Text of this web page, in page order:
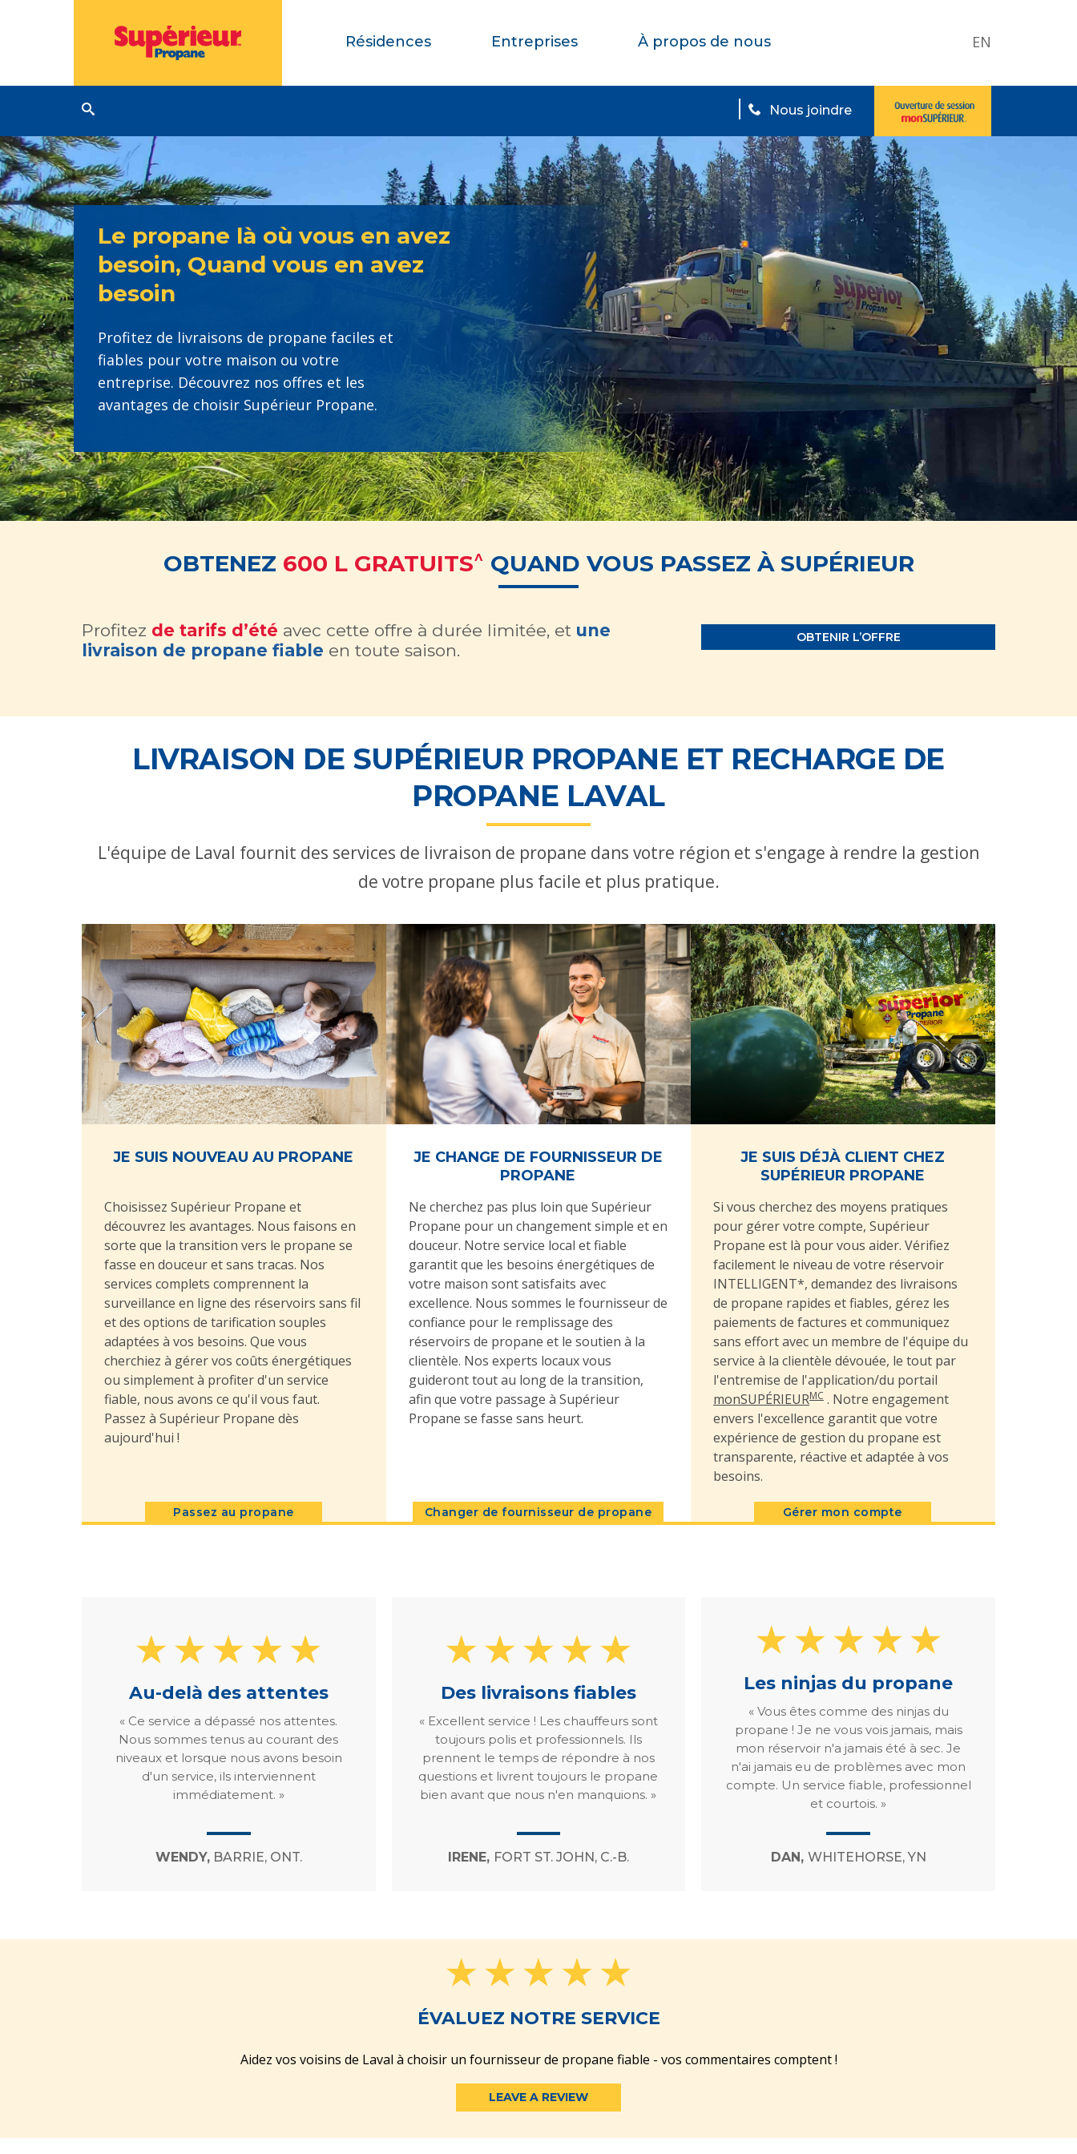
EN
Résidences Entreprises À propos de nous
Nous joindre
Le propane là où vous en avez
besoin, Quand vous en avez
besoin
Profitez de livraisons de propane faciles et
fiables pour votre maison ou votre
entreprise. Découvrez nos offres et les
avantages de choisir Supérieur Propane.
OBTENEZ 600 L GRATUITS^ QUAND VOUS PASSEZ À SUPÉRIEUR
Profitez de tarifs d’été avec cette offre à durée limitée, et une
livraison de propane fiable en toute saison.
OBTENIR L’OFFRE
LIVRAISON DE SUPÉRIEUR PROPANE ET RECHARGE DE
PROPANE LAVAL
L'équipe de Laval fournit des services de livraison de propane dans votre région et s'engage à rendre la gestion
de votre propane plus facile et plus pratique.
JE SUIS NOUVEAU AU PROPANE
Choisissez Supérieur Propane et
découvrez les avantages. Nous faisons en
sorte que la transition vers le propane se
fasse en douceur et sans tracas. Nos
services complets comprennent la
surveillance en ligne des réservoirs sans fil
et des options de tarification souples
adaptées à vos besoins. Que vous
cherchiez à gérer vos coûts énergétiques
ou simplement à profiter d'un service
fiable, nous avons ce qu'il vous faut.
Passez à Supérieur Propane dès
aujourd'hui !
Passez au propane
JE CHANGE DE FOURNISSEUR DE
PROPANE
Ne cherchez pas plus loin que Supérieur
Propane pour un changement simple et en
douceur. Notre service local et fiable
garantit que les besoins énergétiques de
votre maison sont satisfaits avec
excellence. Nous sommes le fournisseur de
confiance pour le remplissage des
réservoirs de propane et le soutien à la
clientèle. Nos experts locaux vous
guideront tout au long de la transition,
afin que votre passage à Supérieur
Propane se fasse sans heurt.
Changer de fournisseur de propane
JE SUIS DÉJÀ CLIENT CHEZ
SUPÉRIEUR PROPANE
Si vous cherchez des moyens pratiques
pour gérer votre compte, Supérieur
Propane est là pour vous aider. Vérifiez
facilement le niveau de votre réservoir
INTELLIGENT*, demandez des livraisons
de propane rapides et fiables, gérez les
paiements de factures et communiquez
sans effort avec un membre de l'équipe du
service à la clientèle dévouée, le tout par
l'entremise de l'application/du portail
monSUPÉRIEURMC. Notre engagement
envers l'excellence garantit que votre
expérience de gestion du propane est
transparente, réactive et adaptée à vos
besoins.
Gérer mon compte
Au-delà des attentes
« Ce service a dépassé nos attentes.
Nous sommes tenus au courant des
niveaux et lorsque nous avons besoin
d'un service, ils interviennent
immédiatement. »
WENDY,BARRIE, ONT.
Des livraisons fiables
« Excellent service ! Les chauffeurs sont
toujours polis et professionnels. Ils
prennent le temps de répondre à nos
questions et livrent toujours le propane
bien avant que nous n'en manquions. »
IRENE, FORT ST. JOHN, C.-B.
Les ninjas du propane
« Vous êtes comme des ninjas du
propane ! Je ne vous vois jamais, mais
mon réservoir n'a jamais été à sec. Je
n'ai jamais eu de problèmes avec mon
compte. Un service fiable, professionnel
et courtois. »
DAN, WHITEHORSE, YN
ÉVALUEZ NOTRE SERVICE
Aidez vos voisins de Laval à choisir un fournisseur de propane fiable - vos commentaires comptent !
LEAVE A REVIEW